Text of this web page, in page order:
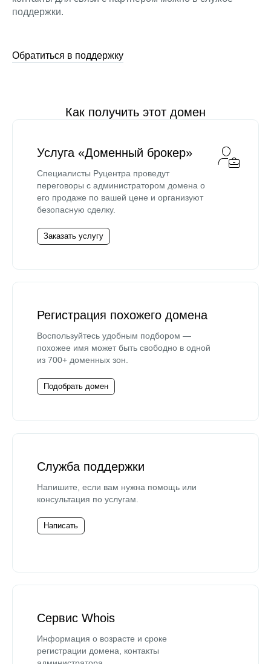
поддержки.
Обратиться в поддержку
Как получить этот домен
Услуга «Доменный брокер»
Специалисты Руцентра проведут
переговоры с администратором домена о
его продаже по вашей цене и организуют
безопасную сделку.
Заказать услугу
Регистрация похожего домена
Воспользуйтесь удобным подбором —
похожее имя может быть свободно в одной
из 700+ доменных зон.
Подобрать домен
Служба поддержки
Напишите, если вам нужна помощь или
консультация по услугам.
Написать
Сервис Whois
Информация о возрасте и сроке
регистрации домена, контакты